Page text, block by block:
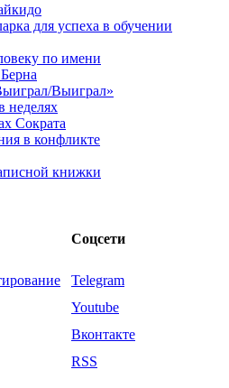
для успеха в обучении
по имени
Выиграл»
неделях
Сократа
в конфликте
книжки
Соцсети
Telegram
Youtube
Вконтакте
RSS